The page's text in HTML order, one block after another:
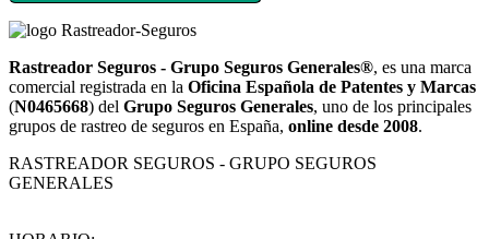
Rastreador Seguros - Grupo Seguros Generales®, es una marca
comercial registrada en la Oficina Española de Patentes y Marcas
(N0465668) del Grupo Seguros Generales, uno de los principales
grupos de rastreo de seguros en España, online desde 2008.
RASTREADOR SEGUROS - GRUPO SEGUROS
GENERALES